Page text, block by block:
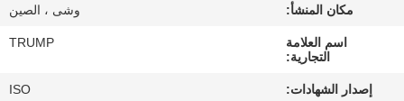
مراقبة
الجودة
مكان المنشأ: وشى ، الصين
اسم العلامة
التجارية:
TRUMP
إصدار الشهادات: ISO